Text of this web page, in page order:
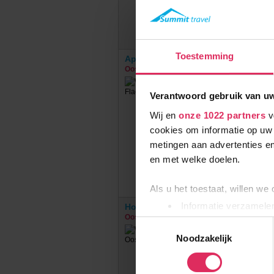
Toestemming
Verantwoord gebruik van
Wij en onze 1022 partners
cookies om informatie op
metingen aan advertenties
en met welke doelen.
Als u het toestaat, willen we
Informatie
Uw apparaat
Lees meer over hoe uw
toestemming op elk
Noodzakelijk
Appartementen Alpin Apart
Oostenrijk
Hotel Jägerhof
Oostenrijk Gerlos